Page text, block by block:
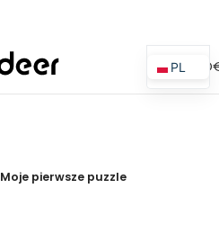
0,00
Moje pierwsze puzzle
PL
ES